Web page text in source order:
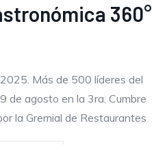
360°
Más de 500 líderes del
de agosto en la 3ra. Cumbre
la Gremial de Restaurantes